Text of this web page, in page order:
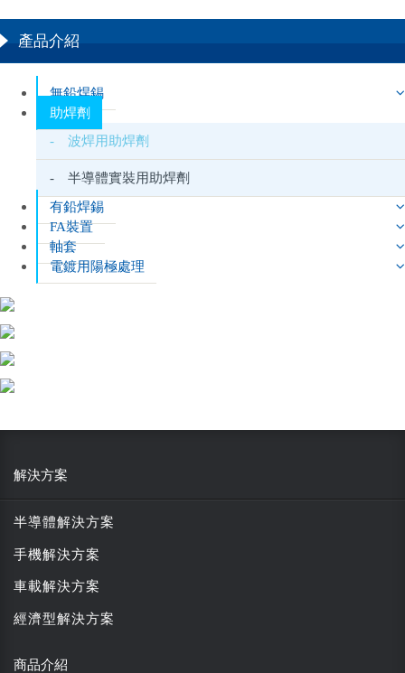
產品介紹
無鉛焊錫
助焊劑
- 波焊用助焊劑
- 半導體實裝用助焊劑
有鉛焊錫
FA裝置
軸套
電鍍用陽極處理
解決方案
半導體解決方案
手機解決方案
車載解決方案
經濟型解決方案
商品介紹